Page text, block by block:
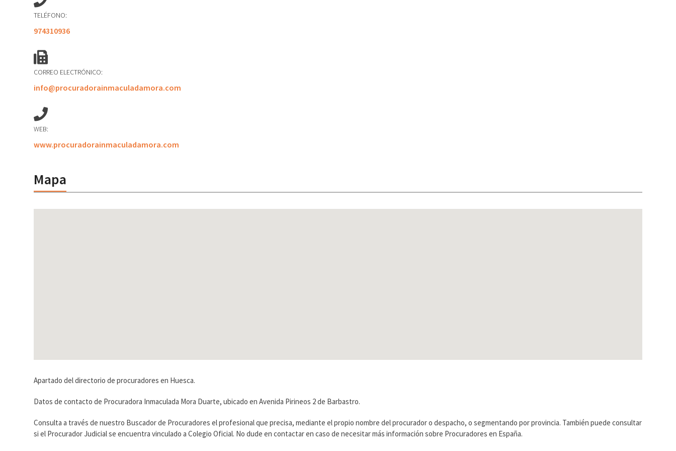
TELÉFONO:
974310936
CORREO ELECTRÓNICO:
info@procuradorainmaculadamora.com
WEB:
www.procuradorainmaculadamora.com
Mapa
Apartado del directorio de procuradores en Huesca.
Datos de contacto de Procuradora Inmaculada Mora Duarte, ubicado en Avenida Pirineos 2 de Barbastro.
Consulta a través de nuestro Buscador de Procuradores el profesional que precisa, mediante el propio nombre del procurador o despacho, o segmentando por provincia. También puede consultar
si el Procurador Judicial se encuentra vinculado a Colegio Oficial. No dude en contactar en caso de necesitar más información sobre Procuradores en España.